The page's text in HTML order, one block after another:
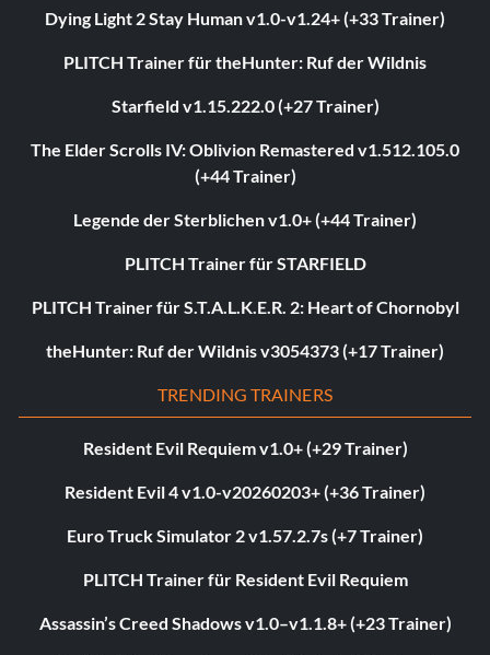
Dying Light 2 Stay Human v1.0-v1.24+ (+33 Trainer)
PLITCH Trainer für theHunter: Ruf der Wildnis
Starfield v1.15.222.0 (+27 Trainer)
The Elder Scrolls IV: Oblivion Remastered v1.512.105.0
(+44 Trainer)
Legende der Sterblichen v1.0+ (+44 Trainer)
PLITCH Trainer für STARFIELD
PLITCH Trainer für S.T.A.L.K.E.R. 2: Heart of Chornobyl
theHunter: Ruf der Wildnis v3054373 (+17 Trainer)
TRENDING TRAINERS
Resident Evil Requiem v1.0+ (+29 Trainer)
Resident Evil 4 v1.0-v20260203+ (+36 Trainer)
Euro Truck Simulator 2 v1.57.2.7s (+7 Trainer)
PLITCH Trainer für Resident Evil Requiem
Assassin’s Creed Shadows v1.0–v1.1.8+ (+23 Trainer)